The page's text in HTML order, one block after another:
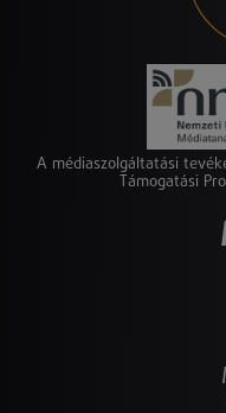
A médiaszolgáltatási
Támogatási